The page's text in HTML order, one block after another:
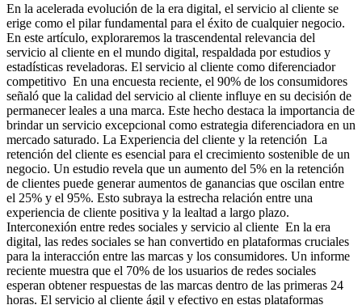
En la acelerada evolución de la era digital, el servicio al cliente se
erige como el pilar fundamental para el éxito de cualquier negocio.
En este artículo, exploraremos la trascendental relevancia del
servicio al cliente en el mundo digital, respaldada por estudios y
estadísticas reveladoras. El servicio al cliente como diferenciador
competitivo En una encuesta reciente, el 90% de los consumidores
señaló que la calidad del servicio al cliente influye en su decisión de
permanecer leales a una marca. Este hecho destaca la importancia de
brindar un servicio excepcional como estrategia diferenciadora en un
mercado saturado. La Experiencia del cliente y la retención La
retención del cliente es esencial para el crecimiento sostenible de un
negocio. Un estudio revela que un aumento del 5% en la retención
de clientes puede generar aumentos de ganancias que oscilan entre
el 25% y el 95%. Esto subraya la estrecha relación entre una
experiencia de cliente positiva y la lealtad a largo plazo.
Interconexión entre redes sociales y servicio al cliente En la era
digital, las redes sociales se han convertido en plataformas cruciales
para la interacción entre las marcas y los consumidores. Un informe
reciente muestra que el 70% de los usuarios de redes sociales
esperan obtener respuestas de las marcas dentro de las primeras 24
horas. El servicio al cliente ágil y efectivo en estas plataformas